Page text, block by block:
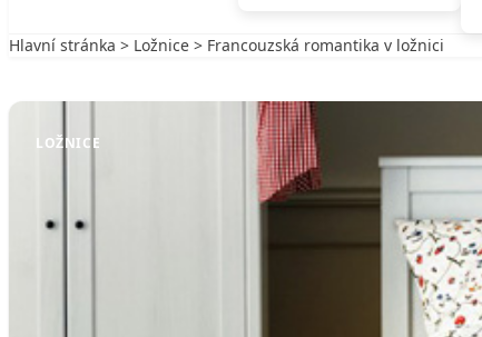
Hlavní stránka > Ložnice > Francouzská romantika v ložnici
LOŽNICE